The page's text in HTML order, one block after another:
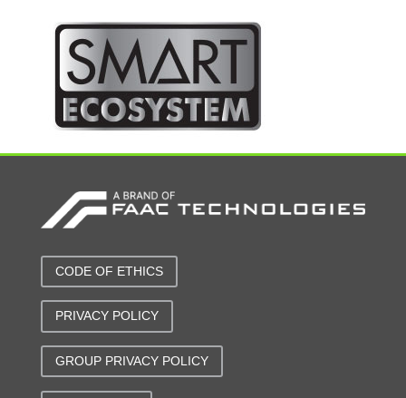
CODE OF ETHICS
PRIVACY POLICY
GROUP PRIVACY POLICY